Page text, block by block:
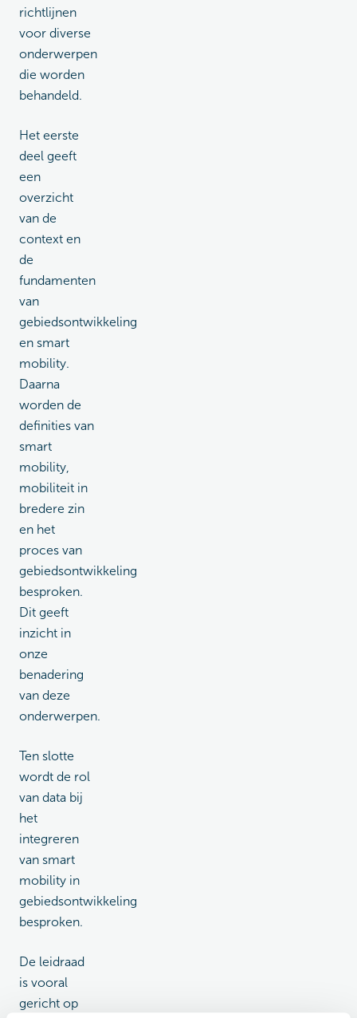
richtlijnen
voor diverse
onderwerpen
die worden
behandeld.
Het eerste
deel geeft
een
overzicht
van de
context en
de
fundamenten
van
gebiedsontwikkeling
en smart
mobility.
Daarna
worden de
definities van
smart
mobility,
mobiliteit in
bredere zin
en het
proces van
gebiedsontwikkeling
besproken.
Dit geeft
inzicht in
onze
benadering
van deze
onderwerpen.
Ten slotte
wordt de rol
van data bij
het
integreren
van smart
mobility in
gebiedsontwikkeling
besproken.
De leidraad
is vooral
gericht op